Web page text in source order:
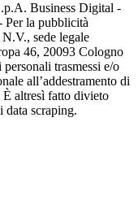
Business Digital -
Per la pubblicità
sede legale
46, 20093 Cologno
trasmessi e/o
all’addestramento di
altresì fatto divieto
data scraping.